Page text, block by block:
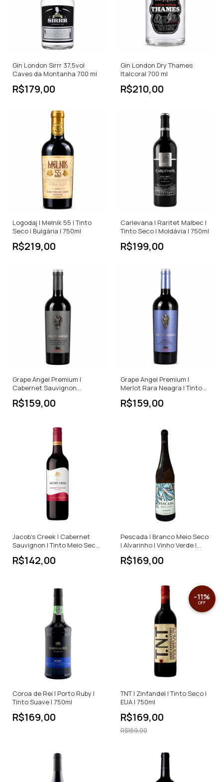
Gin London Sirrr 37,5vol
Caves da Montanha 700 ml
R$179,00
Gin London Dry Thames
Italcoral 700 ml
R$210,00
Logodaj | Melnik 55 | Tinto
Seco | Bulgária | 750ml
R$219,00
Carlevana | Raritet Malbec |
Tinto Seco | Moldávia | 750ml
R$199,00
Grape Angel Premium |
Cabernet Sauvignon
Feteasca Neagra | Tinto
Seco | 750ml
R$159,00
Grape Angel Premium |
Merlot Rara Neagra | Tinto
Seco | 750ml
R$159,00
Jacob's Creek | Cabernet
Sauvignon | Tinto Meio Seco |
R$142,00
Pescada | Branco Meio Seco
| Alvarinho | Vinho Verde |
R$169,00
Coroa de Rei | Porto Ruby |
Tinto Suave | 750ml
R$169,00
TNT | Zinfandel | Tinto Seco |
EUA | 750ml
R$169,00
-11%
OFF
R$189,00